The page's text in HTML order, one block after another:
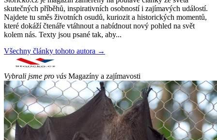
skutečných příběhů, inspirativních osobností i zajímavých událostí.
Najdete tu směs životních osudů, kuriozit a historických momentů,
které dokáží čtenáře vtáhnout a nabídnout nový pohled na svět
kolem nás. Texty jsou psané tak, aby...
Všechny články tohoto autora →
Vybrali jsme pro vás Magazíny a zajímavosti